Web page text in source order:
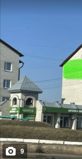
Двір повністю
ділянка
під городом). Зручний
все для проживання.
9